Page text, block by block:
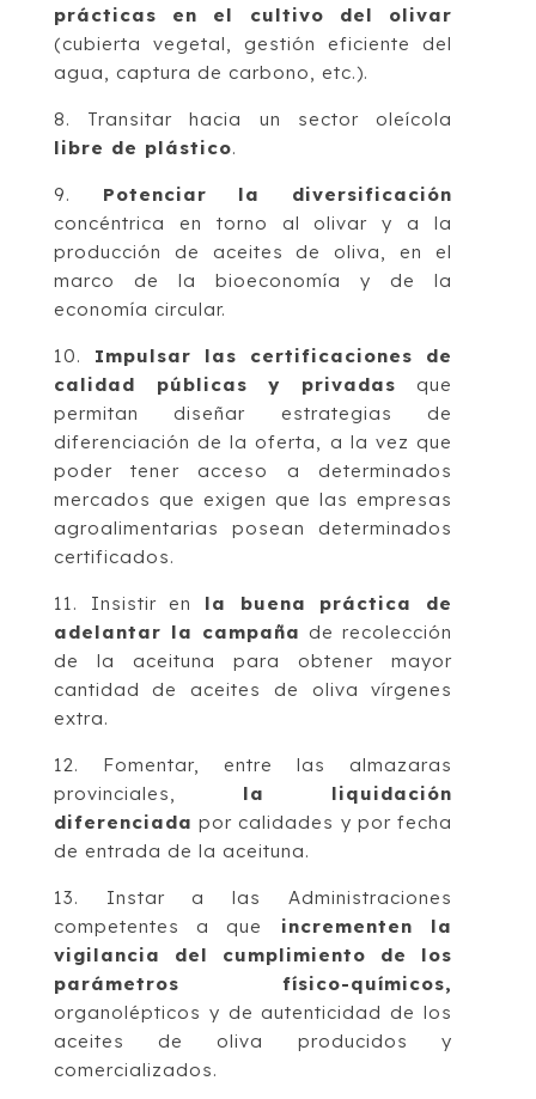
prácticas en el cultivo del olivar
(cubierta vegetal, gestión eficiente del
agua, captura de carbono, etc.).
8. Transitar hacia un sector oleícola
libre de plástico.
9. Potenciar la diversificación
concéntrica en torno al olivar y a la
producción de aceites de oliva, en el
marco de la bioeconomía y de la
economía circular.
10. Impulsar las certificaciones de
calidad públicas y privadas que
permitan diseñar estrategias de
diferenciación de la oferta, a la vez que
poder tener acceso a determinados
mercados que exigen que las empresas
agroalimentarias posean determinados
certificados.
11. Insistir en la buena práctica de
adelantar la campaña de recolección
de la aceituna para obtener mayor
cantidad de aceites de oliva vírgenes
extra.
12. Fomentar, entre las almazaras
provinciales, la liquidación
diferenciada por calidades y por fecha
de entrada de la aceituna.
13. Instar a las Administraciones
competentes a que
incrementen la
vigilancia del cumplimiento de los
parámetros físico-químicos,
organolépticos y de autenticidad de los
aceites de oliva producidos y
comercializados.